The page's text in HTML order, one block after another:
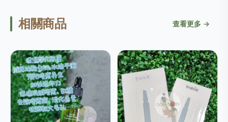
相關商品 查看更多 →